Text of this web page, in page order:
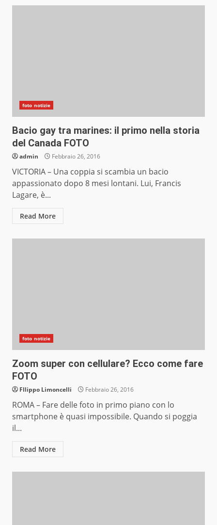
foto notizie
Bacio gay tra marines: il primo nella storia
del Canada FOTO
admin Febbraio 26, 2016
VICTORIA – Una coppia si scambia un bacio
appassionato dopo 8 mesi lontani. Lui, Francis
Lagare, è...
Read More
foto notizie
Zoom super con cellulare? Ecco come fare
FOTO
FIlippo Limoncelli Febbraio 26, 2016
ROMA – Fare delle foto in primo piano con lo
smartphone è quasi impossibile. Quando si poggia
il...
Read More